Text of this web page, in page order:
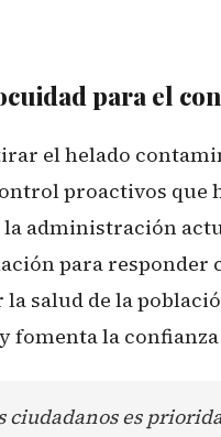
para el
el helado
proactivos que
administración
para
la salud de la
fomenta la
ciudadanos es